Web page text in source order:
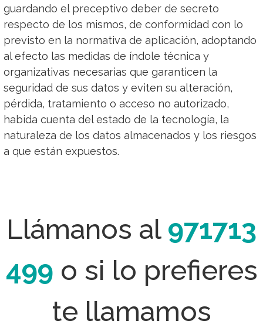
guardando el preceptivo deber de secreto
respecto de los mismos, de conformidad con lo
previsto en la normativa de aplicación, adoptando
al efecto las medidas de índole técnica y
organizativas necesarias que garanticen la
seguridad de sus datos y eviten su alteración,
pérdida, tratamiento o acceso no autorizado,
habida cuenta del estado de la tecnología, la
naturaleza de los datos almacenados y los riesgos
a que están expuestos.
Llámanos al 971713
499 o si lo prefieres
te llamamos